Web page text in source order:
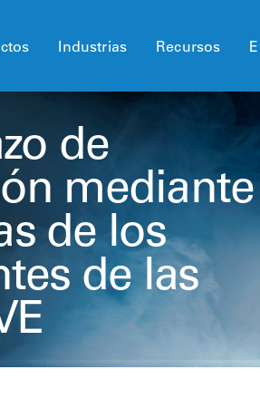
Industrias Recursos
de
mediante
de los
de las